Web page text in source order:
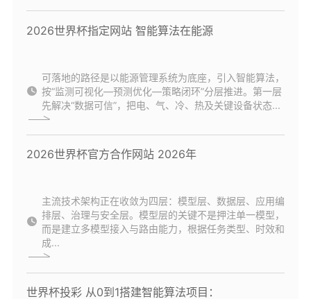
2026世界杯指定网站 智能算法在能源
可落地的路径是以能源管理系统为底座，引入智能算法，
按“监测可视化—预测优化—策略闭环”分层推进。第一层
先解决“数据可信”，把电、气、冷、热及关键设备状态...
2026世界杯官方合作网站 2026年
主流技术架构正在收敛为四层：模型层、数据层、应用编
排层、治理与安全层。模型层的关键不是押注单一模型，
而是建立多模型接入与路由能力，根据任务类型、时效和
成...
世界杯投彩 从0到1搭建智能算法项目：